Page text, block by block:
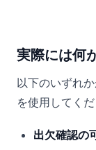
実際には何
以下のいずれ
を使用してくだ
出欠確認の